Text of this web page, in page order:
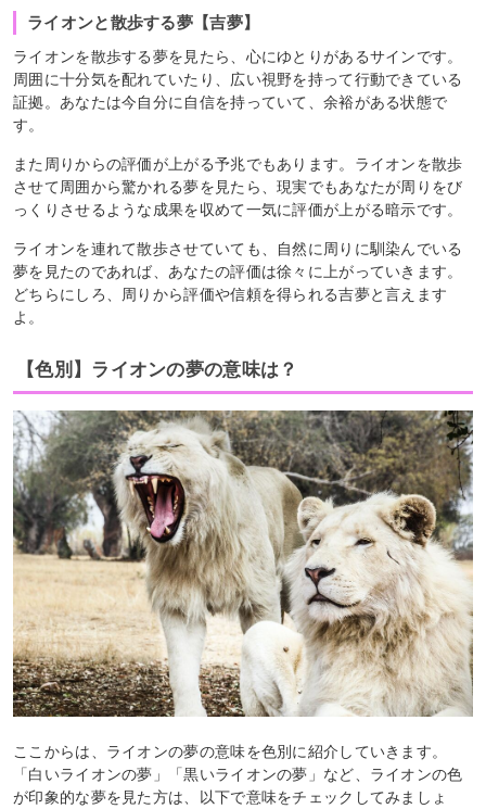
ライオンと散歩する夢【吉夢】
ライオンを散歩する夢を見たら、心にゆとりがあるサインです。
周囲に十分気を配れていたり、広い視野を持って行動できている
証拠。あなたは今自分に自信を持っていて、余裕がある状態で
す。
また周りからの評価が上がる予兆でもあります。ライオンを散歩
させて周囲から驚かれる夢を見たら、現実でもあなたが周りをび
っくりさせるような成果を収めて一気に評価が上がる暗示です。
ライオンを連れて散歩させていても、自然に周りに馴染んでいる
夢を見たのであれば、あなたの評価は徐々に上がっていきます。
どちらにしろ、周りから評価や信頼を得られる吉夢と言えます
よ。
【色別】ライオンの夢の意味は？
ここからは、ライオンの夢の意味を色別に紹介していきます。
「白いライオンの夢」「黒いライオンの夢」など、ライオンの色
が印象的な夢を見た方は、以下で意味をチェックしてみましょ